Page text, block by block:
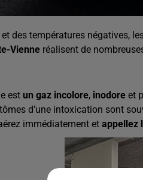
et des températures négatives,
Vienne réalisent de
est un gaz incolore, inodore et
d’une intoxication sont
immédiatement et appellez